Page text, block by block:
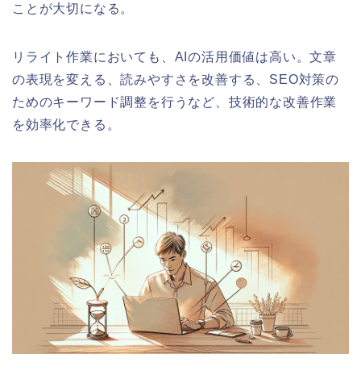
ことが大切になる。
リライト作業においても、AIの活用価値は高い。文章
の表現を変える、読みやすさを改善する、SEO対策の
ためのキーワード調整を行うなど、技術的な改善作業
を効率化できる。